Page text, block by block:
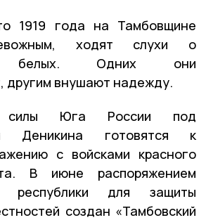
1919 года на Тамбовщине
ходят слухи о
белых. Одних они
другим внушают надежду.
силы Юга России под
Деникина готовятся к
с войсками красного
В июне распоряжением
республики для защиты
создан «Тамбовский